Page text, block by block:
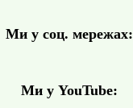
Ми у соц. мережах:
Ми у YouTube: